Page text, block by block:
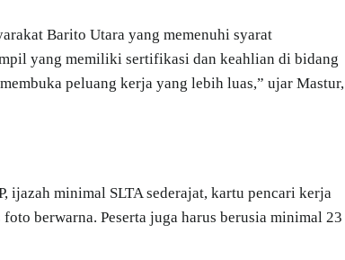
Barito Utara yang memenuhi syarat
yang memiliki sertifikasi dan keahlian di bidang
peluang kerja yang lebih luas,” ujar Mastur,
ijazah minimal SLTA sederajat, kartu pencari kerja
berwarna. Peserta juga harus berusia minimal 23